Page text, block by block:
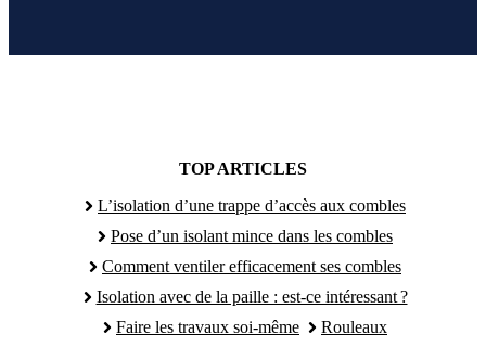
TOP ARTICLES
L’isolation d’une trappe d’accès aux combles
Pose d’un isolant mince dans les combles
Comment ventiler efficacement ses combles
Isolation avec de la paille : est-ce intéressant ?
Faire les travaux soi-même
Rouleaux